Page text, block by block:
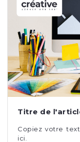
Titre de
Copiez votre
ici.